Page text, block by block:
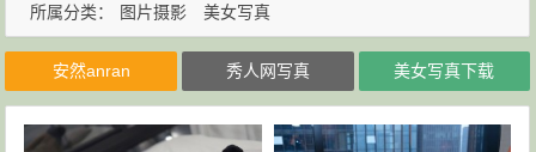
所属分类： 图片摄影 美女写真
安然anran 秀人网写真 美女写真下载